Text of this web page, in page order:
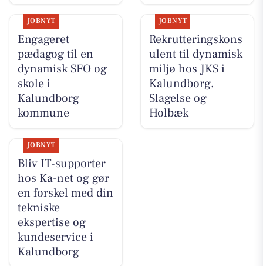
JOBNYT
Engageret
pædagog til en
dynamisk SFO og
skole i
Kalundborg
kommune
JOBNYT
Rekrutteringskons
ulent til dynamisk
miljø hos JKS i
Kalundborg,
Slagelse og
Holbæk
JOBNYT
Bliv IT-supporter
hos Ka-net og gør
en forskel med din
tekniske
ekspertise og
kundeservice i
Kalundborg